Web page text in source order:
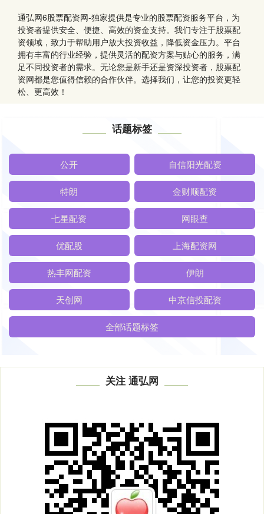
通弘网6股票配资网-独家提供是专业的股票配资服务平台，为
投资者提供安全、便捷、高效的资金支持。我们专注于股票配
资领域，致力于帮助用户放大投资收益，降低资金压力。平台
拥有丰富的行业经验，提供灵活的配资方案与贴心的服务，满
足不同投资者的需求。无论您是新手还是资深投资者，股票配
资网都是您值得信赖的合作伙伴。选择我们，让您的投资更轻
松、更高效！
话题标签
公开 自信阳光配资
特朗 金财顺配资
七星配资 网眼查
优配股 上海配资网
热丰网配资 伊朗
天创网 中京信投配资
全部话题标签
关注 通弘网